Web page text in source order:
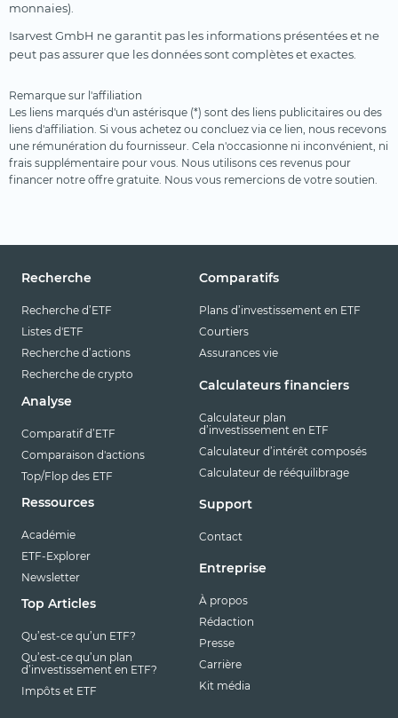
monnaies).
Isarvest GmbH ne garantit pas les informations présentées et ne
peut pas assurer que les données sont complètes et exactes.
Remarque sur l'affiliation
Les liens marqués d'un astérisque (*) sont des liens publicitaires ou des
liens d'affiliation. Si vous achetez ou concluez via ce lien, nous recevons
une rémunération du fournisseur. Cela n'occasionne ni inconvénient, ni
frais supplémentaire pour vous. Nous utilisons ces revenus pour
financer notre offre gratuite. Nous vous remercions de votre soutien.
Recherche
Recherche d’ETF
Listes d'ETF
Recherche d’actions
Recherche de crypto
Analyse
Comparatif d’ETF
Comparaison d'actions
Top/Flop des ETF
Ressources
Académie
ETF-Explorer
Newsletter
Top Articles
Qu’est-ce qu’un ETF?
Qu’est-ce qu’un plan
d’investissement en ETF?
Impôts et ETF
Comparatifs
Plans d’investissement en ETF
Courtiers
Assurances vie
Calculateurs financiers
Calculateur plan
d’investissement en ETF
Calculateur d’intérêt composés
Calculateur de rééquilibrage
Support
Contact
Entreprise
À propos
Rédaction
Presse
Carrière
Kit média